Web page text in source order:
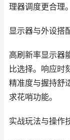
理器调度更合理。
显示器与外设搭
高刷新率显示器
比选择。响应时
精准度与握持舒
求花哨功能。
实战玩法与操作